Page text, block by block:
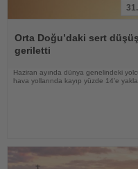
Oku
Orta Doğu’daki sert
geriletti
Haziran ayında dünya genelindeki
hava yollarında kayıp yüzde 14’e